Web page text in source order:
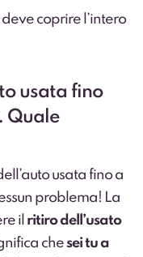
coprire l’intero
usata fino
Quale
usata fino a
problema! La
il ritiro dell’usato
chesei tu a